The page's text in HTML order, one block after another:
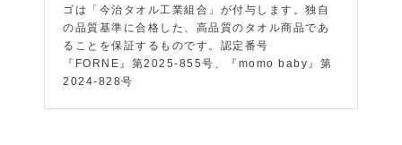
ゴは「今治タオル工業組合」が付与します。独自
の品質基準に合格した、高品質のタオル商品であ
ることを保証するものです。認定番号
『FORNE』第2025-855号、『momo baby』第
2024-828号